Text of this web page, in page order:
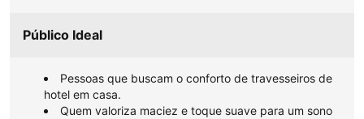
Público Ideal
Pessoas que buscam o conforto de travesseiros de
hotel em casa.
Quem valoriza maciez e toque suave para um sono